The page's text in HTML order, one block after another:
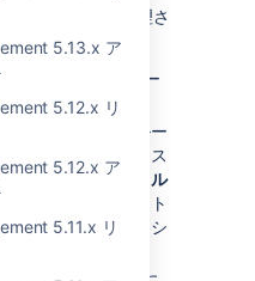
5.13.x ア
5.12.x リ
5.12.x ア
5.11.x リ
が使いやすく整理さ
次のとおりです。
ら2番目のメニュー
べての設定をグルー
を追加しました。カス
と紹介は、 ポータル
します。リクエスト
エストタイプ
セクシ